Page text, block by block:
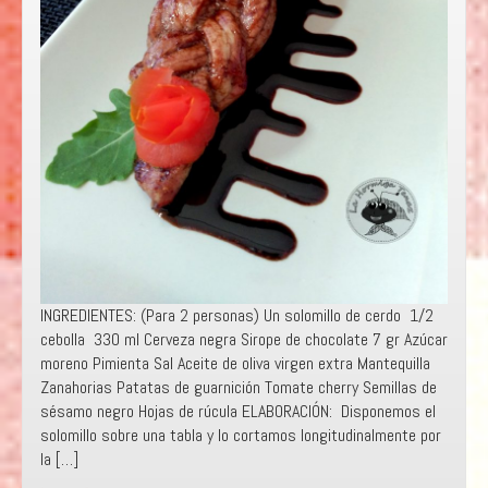
INGREDIENTES: (Para 2 personas) Un solomillo de cerdo 1/2
cebolla 330 ml Cerveza negra Sirope de chocolate 7 gr Azúcar
moreno Pimienta Sal Aceite de oliva virgen extra Mantequilla
Zanahorias Patatas de guarnición Tomate cherry Semillas de
sésamo negro Hojas de rúcula ELABORACIÓN: Disponemos el
solomillo sobre una tabla y lo cortamos longitudinalmente por
la […]